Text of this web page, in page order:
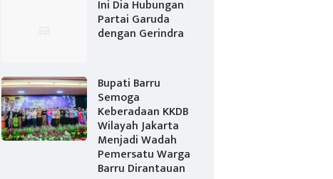
Ini Dia Hubungan
Partai Garuda
dengan Gerindra
Bupati Barru
Semoga
Keberadaan KKDB
Wilayah Jakarta
Menjadi Wadah
Pemersatu Warga
Barru Dirantauan